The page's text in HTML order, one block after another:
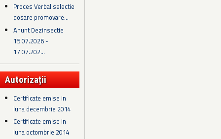
Proces Verbal selectie
dosare promovare...
Anunt Dezinsectie
15.07.2026 -
17.07.202...
Autorizații
Certificate emise in
luna decembrie 2014
Certificate emise in
luna octombrie 2014